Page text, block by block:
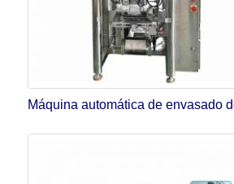
Máquina automática de envasado